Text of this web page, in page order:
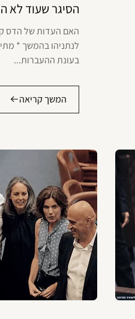
הסיגר שעוד לא
האם העדות של הדס
לנתניהו בהמשך *
בעונת ההעברות...
המשך קריאה